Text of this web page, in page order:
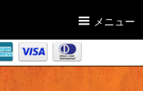
メニュー